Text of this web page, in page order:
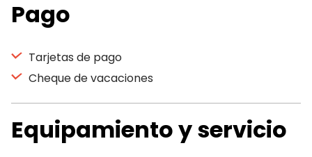
Pago
Tarjetas de pago
Cheque de vacaciones
Equipamiento y servicio